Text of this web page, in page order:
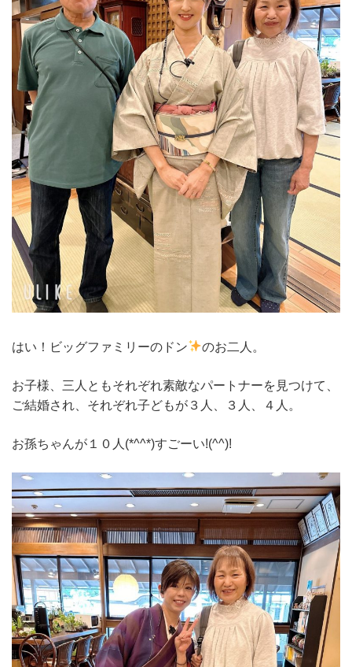
はい！ビッグファミリーのドン のお二人。
お子様、三人ともそれぞれ素敵なパートナーを見つけて、
ご結婚され、それぞれ子どもが３人、３人、４人。
お孫ちゃんが１０人(*^^*)すごーい!(^^)!